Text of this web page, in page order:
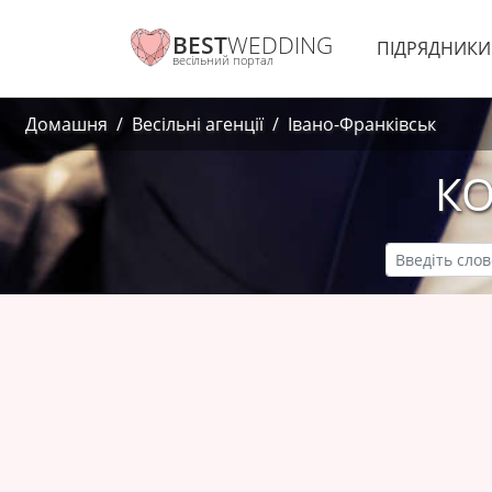
BESTWEDDING
весільний портал
Домашня Весільні агенції Івано-Франківськ